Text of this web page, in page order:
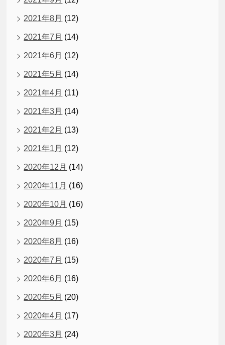
2021年8月 (12)
2021年7月 (14)
2021年6月 (12)
2021年5月 (14)
2021年4月 (11)
2021年3月 (14)
2021年2月 (13)
2021年1月 (12)
2020年12月 (14)
2020年11月 (16)
2020年10月 (16)
2020年9月 (15)
2020年8月 (16)
2020年7月 (15)
2020年6月 (16)
2020年5月 (20)
2020年4月 (17)
2020年3月 (24)